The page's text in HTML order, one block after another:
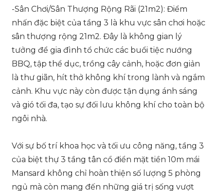
-Sân Chơi/Sân Thượng Rộng Rãi (21m2): Điểm
nhấn đặc biệt của tầng 3 là khu vực sân chơi hoặc
sân thượng rộng 21m2. Đây là không gian lý
tưởng để gia đình tổ chức các buổi tiệc nướng
BBQ, tập thể dục, trồng cây cảnh, hoặc đơn giản
là thư giãn, hít thở không khí trong lành và ngắm
cảnh. Khu vực này còn được tận dụng ánh sáng
và gió tối đa, tạo sự đối lưu không khí cho toàn bộ
ngôi nhà.
Với sự bố trí khoa học và tối ưu công năng, tầng 3
của biệt thự 3 tầng tân cổ điển mặt tiền 10m mái
Mansard không chỉ hoàn thiện số lượng 5 phòng
ngủ mà còn mang đến những giá trị sống vượt